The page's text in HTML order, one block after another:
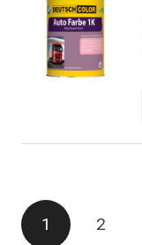
Posts
1 2